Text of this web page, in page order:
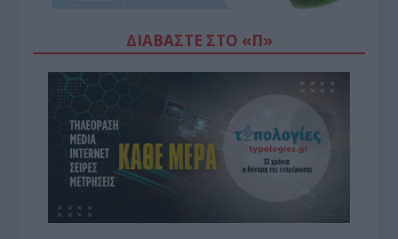
ΔΙΑΒΆΣΤΕ ΣΤΟ «Π»